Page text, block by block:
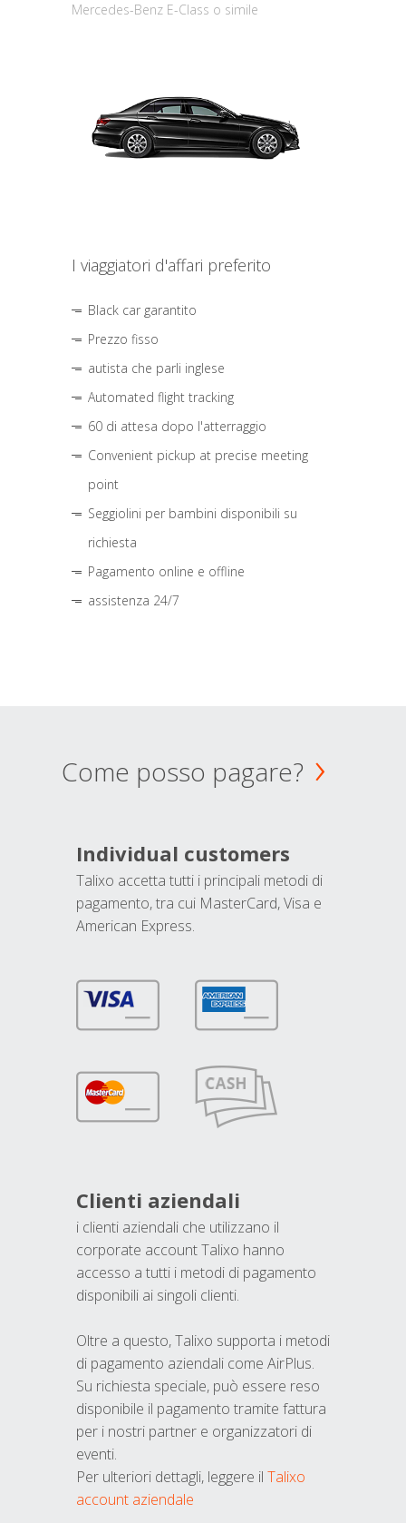
Mercedes-Benz E-Class o simile
I viaggiatori d'affari preferito
Black car garantito
Prezzo fisso
autista che parli inglese
Automated flight tracking
60 di attesa dopo l'atterraggio
Convenient pickup at precise meeting
point
Seggiolini per bambini disponibili su
richiesta
Pagamento online e offline
assistenza 24/7
Come posso pagare?
Individual customers
Talixo accetta tutti i principali metodi di
pagamento, tra cui MasterCard, Visa e
American Express.
Clienti aziendali
i clienti aziendali che utilizzano il
corporate account Talixo hanno
accesso a tutti i metodi di pagamento
disponibili ai singoli clienti.
Oltre a questo, Talixo supporta i metodi
di pagamento aziendali come AirPlus.
Su richiesta speciale, può essere reso
disponibile il pagamento tramite fattura
per i nostri partner e organizzatori di
eventi.
Per ulteriori dettagli, leggere il Talixo
account aziendale